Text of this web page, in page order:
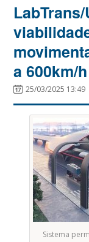
a 600km/h
25/03/2025 13:49
Sistema